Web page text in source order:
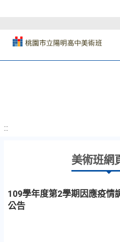
:::
美術班網
109學年度第2學期因應疫情
公告